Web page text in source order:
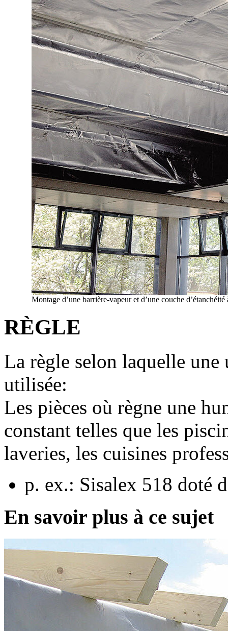
Montage d’une barrière-vapeur et d’une couche
RÈGLE
La règle selon laquelle
utilisée:
Les pièces où règne une
constant telles que les
laveries, les cuisines
p. ex.: Sisalex 518 doté
En savoir plus à ce sujet